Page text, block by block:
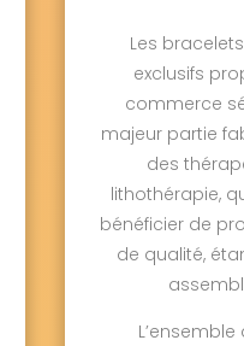
Les
exclusifs
commerce
majeur partie
des
lithothérapie,
bénéficier de
de qualité,